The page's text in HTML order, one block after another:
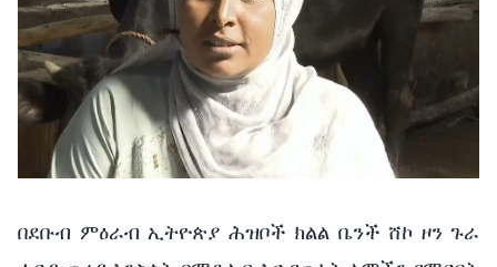
በደቡብ ምዕራብ ኢትዮጵያ ሕዝቦች ክልል ቤንች ሸኮ ዞን ጉራ